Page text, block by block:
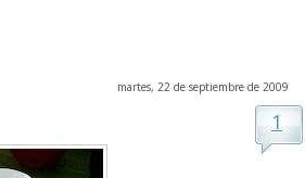
martes, 22 de septiembre de 2009
1